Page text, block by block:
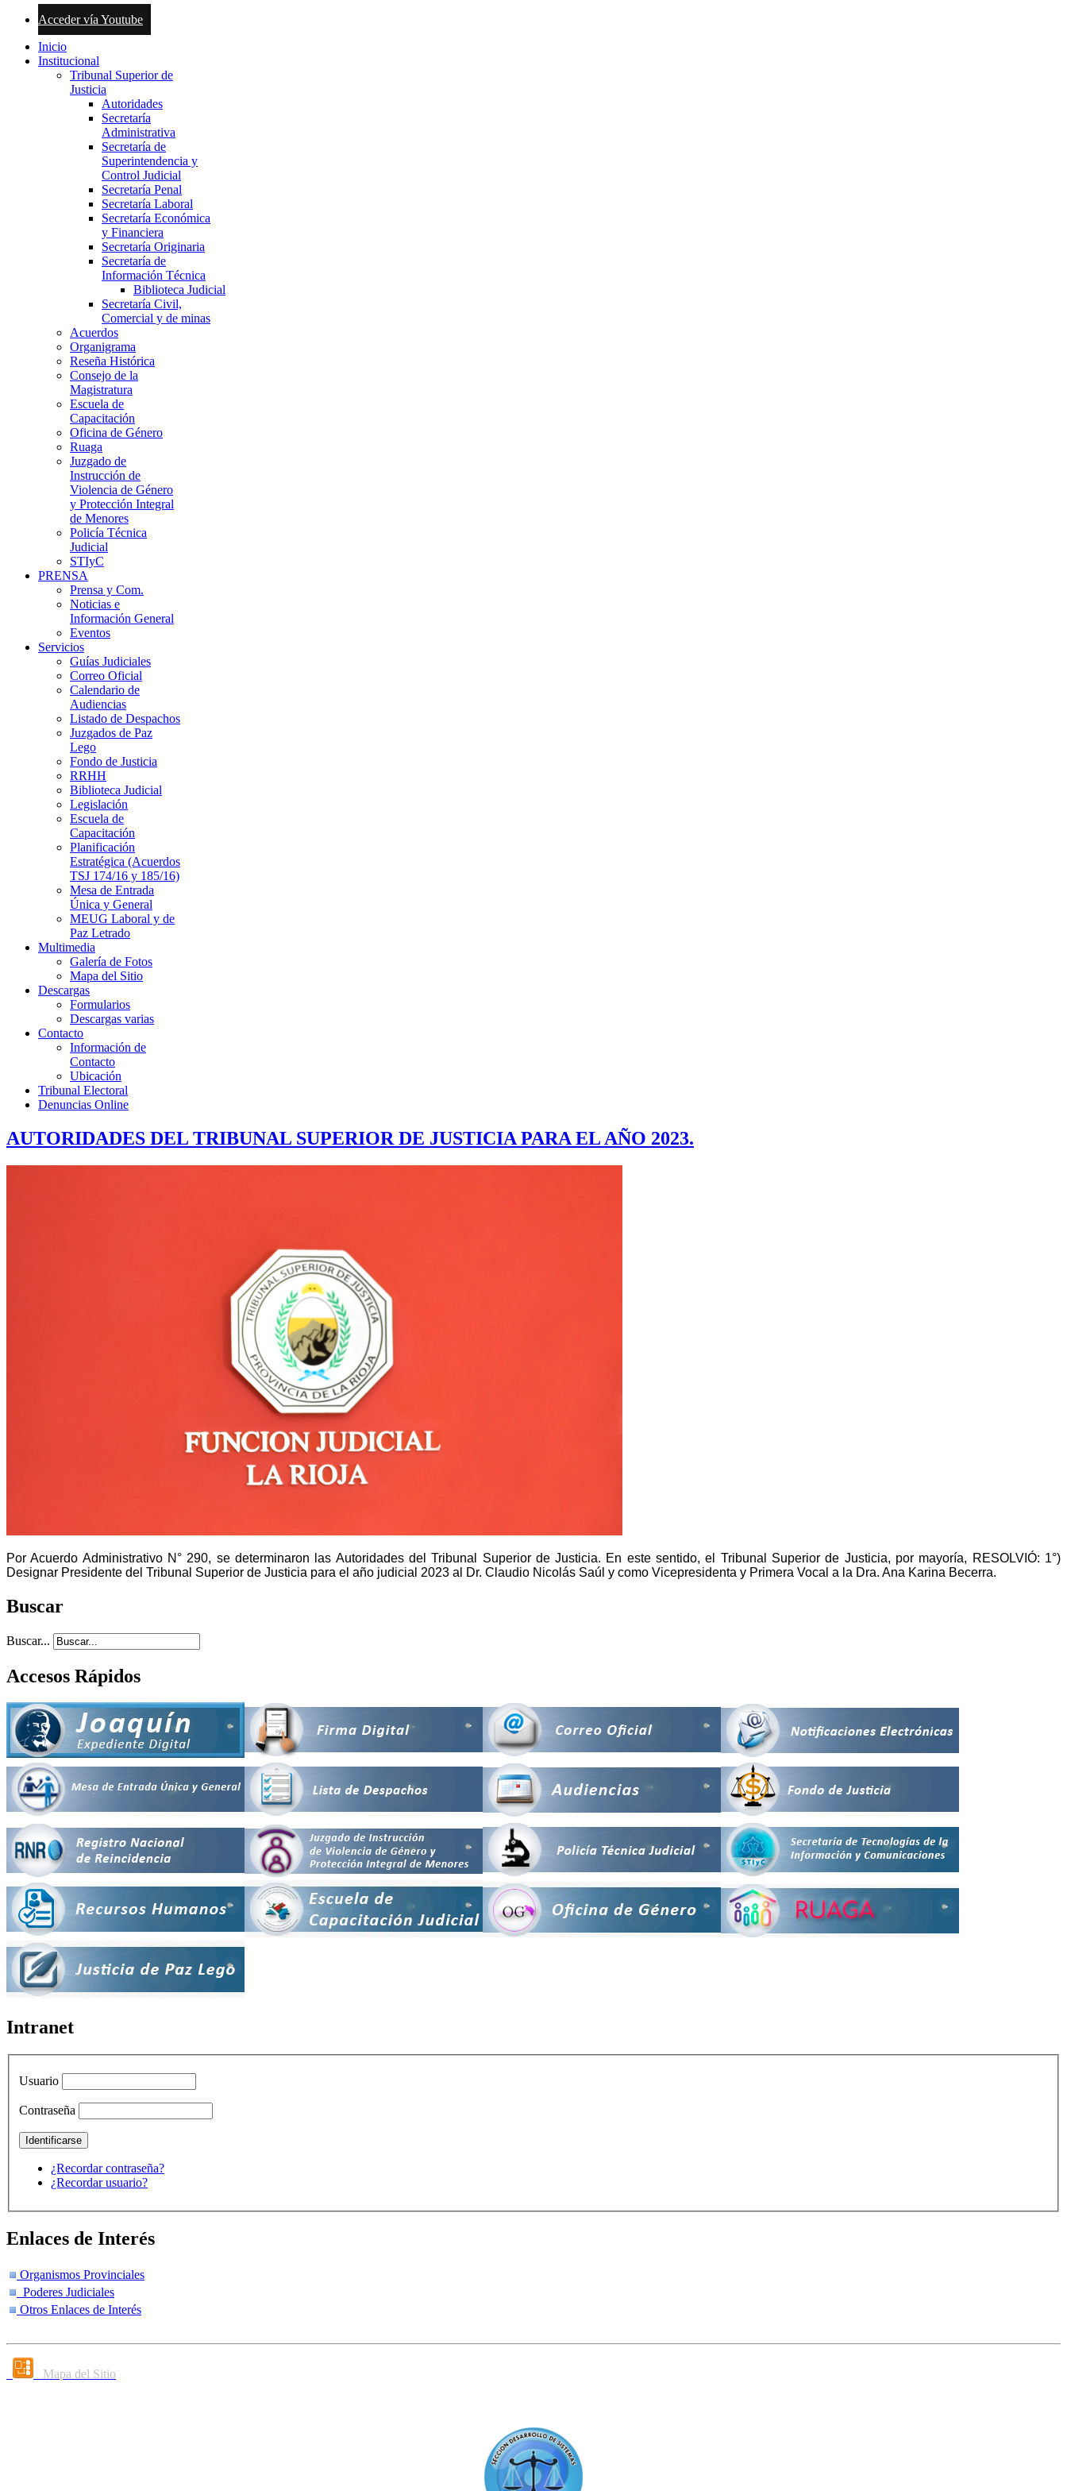
Acceder vía Youtube
Inicio
Institucional
Tribunal Superior de
Justicia
Autoridades
Secretaría
Administrativa
Secretaría de
Superintendencia y
Control Judicial
Secretaría Penal
Secretaría Laboral
Secretaría Económica
y Financiera
Secretaría Originaria
Secretaría de
Información Técnica
Biblioteca Judicial
Secretaría Civil,
Comercial y de minas
Acuerdos
Organigrama
Reseña Histórica
Consejo de la
Magistratura
Escuela de
Capacitación
Oficina de Género
Ruaga
Juzgado de
Instrucción de
Violencia de Género
y Protección Integral
de Menores
Policía Técnica
Judicial
STIyC
PRENSA
Prensa y Com.
Noticias e
Información General
Eventos
Servicios
Guías Judiciales
Correo Oficial
Calendario de
Audiencias
Listado de Despachos
Juzgados de Paz
Lego
Fondo de Justicia
RRHH
Biblioteca Judicial
Legislación
Escuela de
Capacitación
Planificación
Estratégica (Acuerdos
TSJ 174/16 y 185/16)
Mesa de Entrada
Única y General
MEUG Laboral y de
Paz Letrado
Multimedia
Galería de Fotos
Mapa del Sitio
Descargas
Formularios
Descargas varias
Contacto
Información de
Contacto
Ubicación
Tribunal Electoral
Denuncias Online
AUTORIDADES DEL TRIBUNAL SUPERIOR DE JUSTICIA PARA EL AÑO 2023.
Por Acuerdo Administrativo N° 290, se determinaron las Autoridades del Tribunal Superior de Justicia. En este sentido, el Tribunal Superior de Justicia, por mayoría, RESOLVIÓ: 1°)
Designar Presidente del Tribunal Superior de Justicia para el año judicial 2023 al Dr. Claudio Nicolás Saúl y como Vicepresidenta y Primera Vocal a la Dra. Ana Karina Becerra.
Buscar
Buscar...
Accesos Rápidos
Intranet
Usuario
Contraseña
¿Recordar contraseña?
¿Recordar usuario?
Enlaces de Interés
Organismos Provinciales
Poderes Judiciales
Otros Enlaces de Interés
Mapa del Sitio